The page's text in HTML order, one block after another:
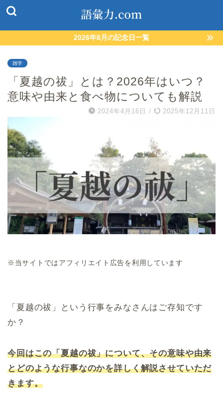
2026年8月の記念日一覧
雑学
「夏越の祓」とは？2026年はいつ？
意味や由来と食べ物についても解説
2024年4月16日 / 2025年12月11日
※当サイトではアフィリエイト広告を利用しています
「夏越の祓」という行事をみなさんはご存知です
か？
今回はこの「夏越の祓」について、その意味や由来
とどのような行事なのかを詳しく解説させていただ
きます。